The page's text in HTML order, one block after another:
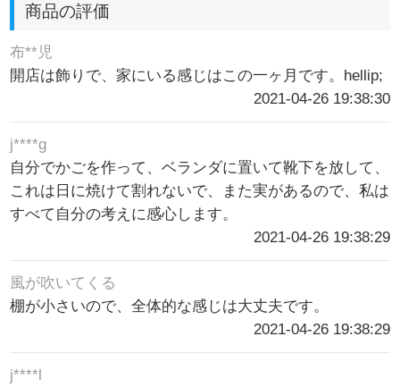
商品の評価
布**児
開店は飾りで、家にいる感じはこの一ヶ月です。hellip;
2021-04-26 19:38:30
j****g
自分でかごを作って、ベランダに置いて靴下を放して、
これは日に焼けて割れないで、また実があるので、私は
すべて自分の考えに感心します。
2021-04-26 19:38:29
風が吹いてくる
棚が小さいので、全体的な感じは大丈夫です。
2021-04-26 19:38:29
j****l